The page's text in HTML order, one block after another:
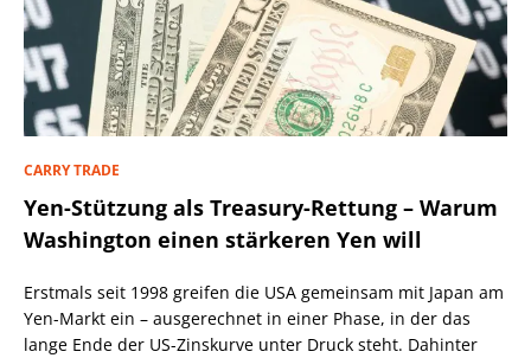
CARRY TRADE
Yen-Stützung als Treasury-Rettung – Warum
Washington einen stärkeren Yen will
Erstmals seit 1998 greifen die USA gemeinsam mit Japan am
Yen-Markt ein – ausgerechnet in einer Phase, in der das
lange Ende der US-Zinskurve unter Druck steht. Dahinter